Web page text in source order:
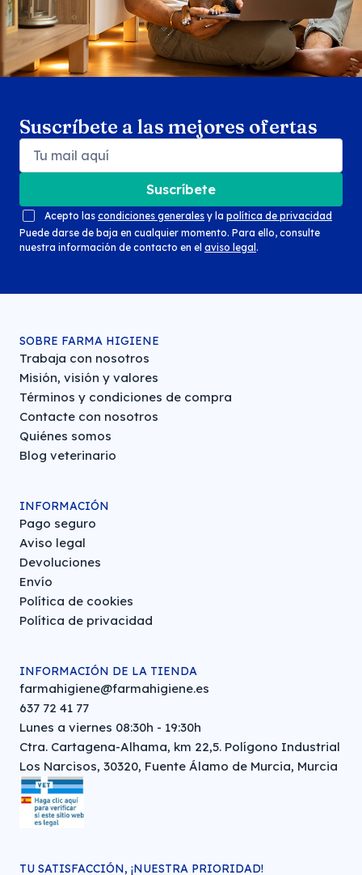
Suscríbete a las mejores ofertas
Suscríbete
Acepto las condiciones generales y la política de privacidad
Puede darse de baja en cualquier momento. Para ello, consulte
nuestra información de contacto en el aviso legal .
SOBRE FARMA HIGIENE
Trabaja con nosotros
Misión, visión y valores
Términos y condiciones de compra
Contacte con nosotros
Quiénes somos
Blog veterinario
INFORMACIÓN
Pago seguro
Aviso legal
Devoluciones
Envío
Política de cookies
Política de privacidad
INFORMACIÓN DE LA TIENDA
farmahigiene@farmahigiene.es
637 72 41 77
Lunes a viernes 08:30h - 19:30h
Ctra. Cartagena-Alhama, km 22,5. Polígono Industrial
Los Narcisos, 30320, Fuente Álamo de Murcia, Murcia
TU SATISFACCIÓN, ¡NUESTRA PRIORIDAD!